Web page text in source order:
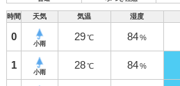
時間 天気 気温 湿度
0
小雨
29 ℃ 84 %
1
小雨
28 ℃ 84 %